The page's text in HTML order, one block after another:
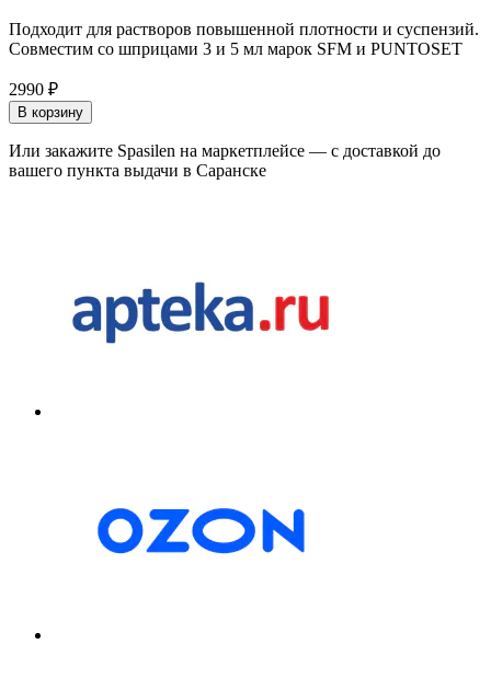
Подходит для растворов повышенной плотности и суспензий.
Совместим со шприцами 3 и 5 мл марок SFM и PUNTOSET
2990 ₽
В корзину
Или закажите Spasilen на маркетплейсе — с доставкой до
вашего пункта выдачи в Саранске